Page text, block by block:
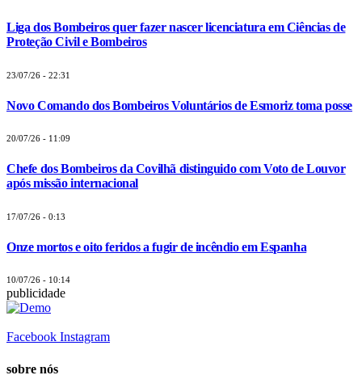
Liga dos Bombeiros quer fazer nascer licenciatura em Ciências de
Proteção Civil e Bombeiros
23/07/26 - 22:31
Novo Comando dos Bombeiros Voluntários de Esmoriz toma posse
20/07/26 - 11:09
Chefe dos Bombeiros da Covilhã distinguido com Voto de Louvor
após missão internacional
17/07/26 - 0:13
Onze mortos e oito feridos a fugir de incêndio em Espanha
10/07/26 - 10:14
publicidade
Facebook Instagram
sobre nós